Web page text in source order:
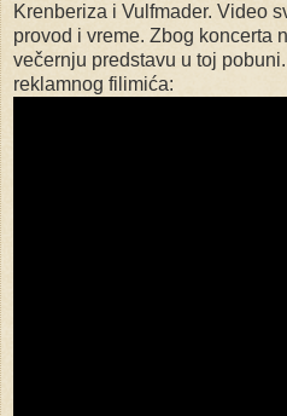
Krenberiza i Vulfmader. Video
provod i vreme. Zbog koncerta
večernju predstavu u toj
reklamnog filimića: